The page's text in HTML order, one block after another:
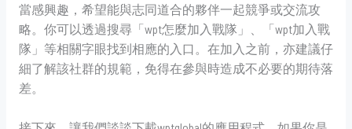
當感興趣，希望能與志同道合的夥伴一起競爭或交流攻
略。你可以透過搜尋「wpt怎麼加入戰隊」、「wpt加入戰
隊」等相關字眼找到相應的入口。在加入之前，亦建議仔
細了解該社群的規範，免得在參與時造成不必要的期待落
差。